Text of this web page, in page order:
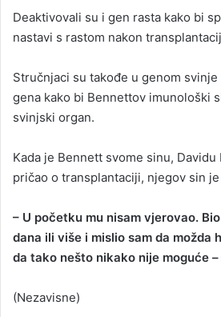
Deaktivovali su i gen rasta kako bi
nastavi s rastom nakon
Stručnjaci su takođe u genom
gena kako bi Bennettov imunološki
svinjski organ.
Kada je Bennett svome sinu,
pričao o transplantaciji, njegov sin
– U početku mu nisam vjerovao.
dana ili više i mislio sam da možda
da tako nešto nikako nije moguće –
(Nezavisne)